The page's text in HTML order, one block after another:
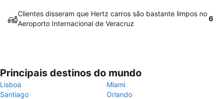
Clientes disseram que Hertz carros são bastante limpos no
Aeroporto Internacional de Veracruz
6
Principais destinos do mundo
Lisboa
Miami
Santiago
Orlando